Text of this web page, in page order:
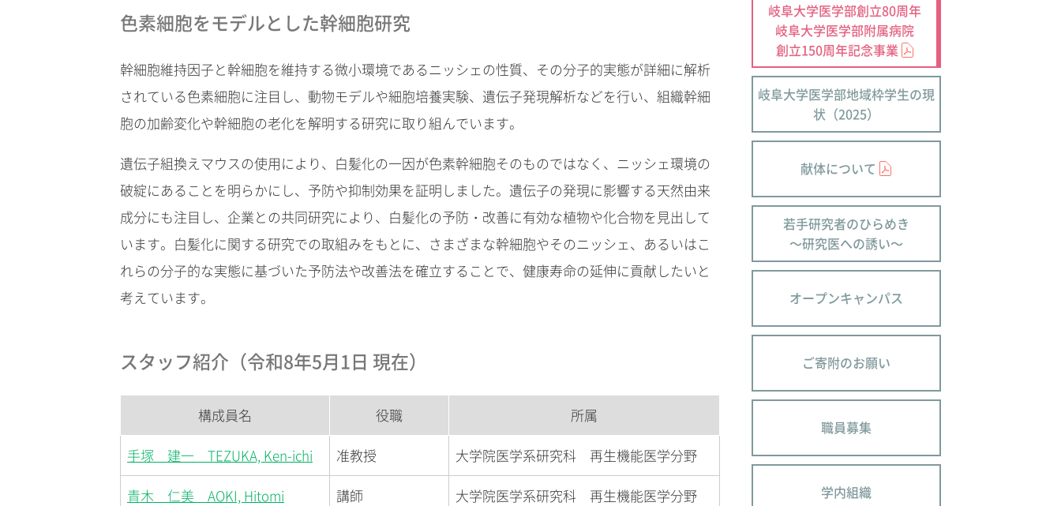
色素細胞をモデルとした幹細胞研究
幹細胞維持因子と幹細胞を維持する微小環境であるニッシェの性質、その分子的実態が詳細に解析
されている色素細胞に注目し、動物モデルや細胞培養実験、遺伝子発現解析などを行い、組織幹細
胞の加齢変化や幹細胞の老化を解明する研究に取り組んでいます。
遺伝子組換えマウスの使用により、白髪化の一因が色素幹細胞そのものではなく、ニッシェ環境の
破綻にあることを明らかにし、予防や抑制効果を証明しました。遺伝子の発現に影響する天然由来
成分にも注目し、企業との共同研究により、白髪化の予防・改善に有効な植物や化合物を見出して
います。白髪化に関する研究での取組みをもとに、さまざまな幹細胞やそのニッシェ、あるいはこ
れらの分子的な実態に基づいた予防法や改善法を確立することで、健康寿命の延伸に貢献したいと
考えています。
スタッフ紹介（令和8年5月1日 現在）
構成員名 役職 所属
手塚 建一 TEZUKA, Ken-ichi 准教授 大学院医学系研究科 再生機能医学分野
青木 仁美 AOKI, Hitomi 講師 大学院医学系研究科 再生機能医学分野
岐阜大学医学部創立80周年
岐阜大学医学部附属病院
創立150周年記念事業
岐阜大学医学部地域枠学生の現
状（2025）
献体について
若手研究者のひらめき
～研究医への誘い～
オープンキャンパス
ご寄附のお願い
職員募集
学内組織